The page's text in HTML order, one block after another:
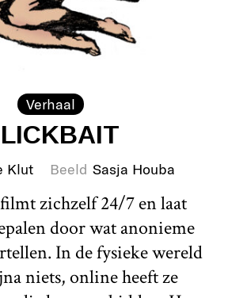
Verhaal
Klut Beeld Sasja Houba
zichzelf 24/7 en laat
door wat anonieme
In de fysieke wereld
niets, online heeft ze